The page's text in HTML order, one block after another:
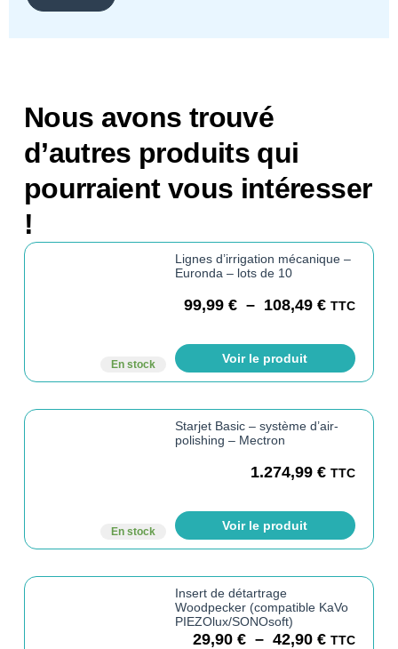
Nous avons trouvé
d’autres produits qui
pourraient vous intéresser
!
En stock
Lignes d’irrigation mécanique –
Euronda – lots de 10
99,99€ – 108,49€ TTC
Voir le produit
En stock
Starjet Basic – système d’air-
polishing – Mectron
1.274,99€ TTC
Voir le produit
Insert de détartrage
Woodpecker (compatible KaVo
PIEZOlux/SONOsoft)
29,90€ – 42,90€ TTC